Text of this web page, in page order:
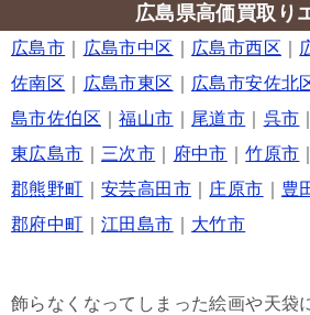
広島県高価買取り
広島市 広島市中区 広島市西区
佐南区
広島市東区 広島市安佐北
島市佐伯区
｜福山市 尾道市 呉市
東広島市 ｜三次市 府中市 ｜竹原市
郡熊野町
｜安芸高田市 庄原市 豊
郡府中町
｜江田島市 大竹市
飾らなくなってしまった絵画や天袋